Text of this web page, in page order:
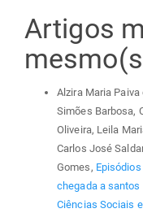
Artigos
Alzira Maria
Simões Barbosa,
Oliveira, Leila
Carlos José
Gomes,
chegada a
Ciências Sociais